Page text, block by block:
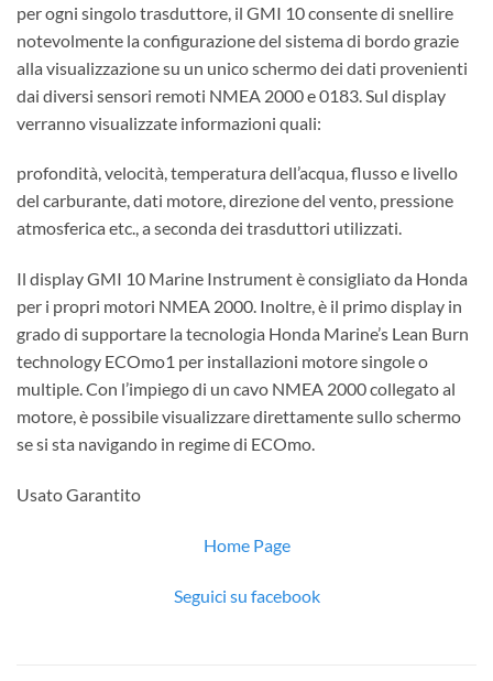
per ogni singolo trasduttore, il GMI 10 consente di snellire
notevolmente la configurazione del sistema di bordo grazie
alla visualizzazione su un unico schermo dei dati provenienti
dai diversi sensori remoti NMEA 2000 e 0183. Sul display
verranno visualizzate informazioni quali:
profondità, velocità, temperatura dell’acqua, flusso e livello
del carburante, dati motore, direzione del vento, pressione
atmosferica etc., a seconda dei trasduttori utilizzati.
Il display GMI 10 Marine Instrument è consigliato da Honda
per i propri motori NMEA 2000. Inoltre, è il primo display in
grado di supportare la tecnologia Honda Marine’s Lean Burn
technology ECOmo1 per installazioni motore singole o
multiple. Con l’impiego di un cavo NMEA 2000 collegato al
motore, è possibile visualizzare direttamente sullo schermo
se si sta navigando in regime di ECOmo.
Usato Garantito
Home Page
Seguici su facebook